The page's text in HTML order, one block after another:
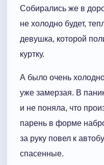
Собирались же в
не холодно будет,
девушка, которой
куртку.
А было очень
уже замерзая. В
и не поняла, что
парень в форме
за руку повел к
спасенные.